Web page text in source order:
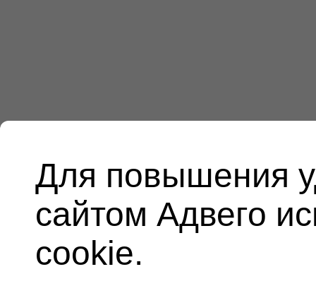
Для повышения
сайтом Адвего
cookie.